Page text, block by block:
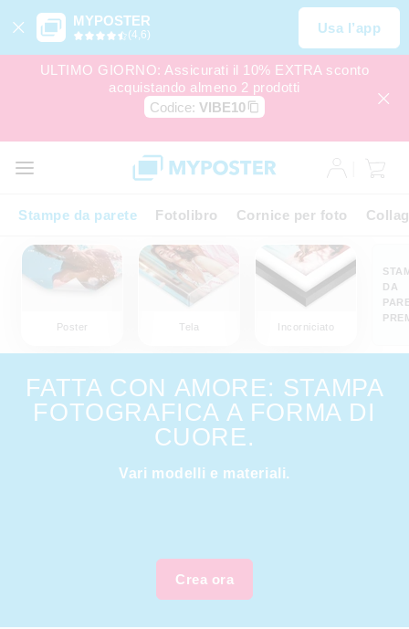
MYPOSTER
(4,6) Usa l’app
ULTIMO GIORNO: Assicurati il 10% EXTRA sconto
acquistando almeno 2 prodotti
Codice: VIBE10
Stampe da parete Fotolibro Cornice per foto
Poster Tela Incorniciato
DA
FATTA CON AMORE: STAMPA
FOTOGRAFICA A FORMA DI
CUORE.
Vari modelli e materiali.
Crea ora